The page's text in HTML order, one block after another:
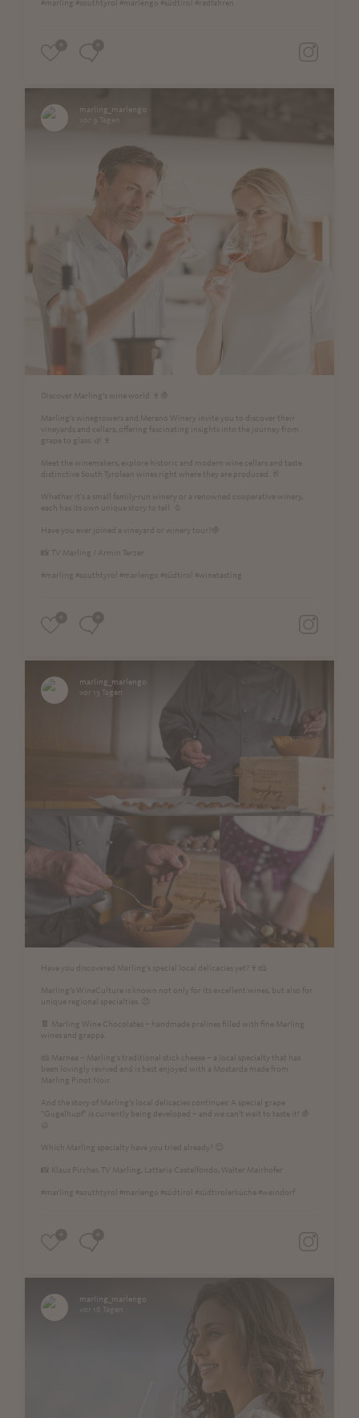
#marling #southtyrol #marlengo #südtirol #radfahren
marling_marlengo
vor 9 Tagen
Discover Marling’s wine world 🍷🍇
Marling’s winegrowers and Merano Winery invite you to discover their
vineyards and cellars, offering fascinating insights into the journey from
grape to glass. 🌿🍷
Meet the winemakers, explore historic and modern wine cellars and taste
distinctive South Tyrolean wines right where they are produced. 🥂
Whether it's a small family-run winery or a renowned cooperative winery,
each has its own unique story to tell. ☺️
Have you ever joined a vineyard or winery tour?🍇
📸 TV Marling / Armin Terzer
#marling #southtyrol #marlengo #südtirol #winetasting
marling_marlengo
vor 13 Tagen
Have you discovered Marling’s special local delicacies yet?🍷🧀
Marling’s WineCulture is known not only for its excellent wines, but also for
unique regional specialties. 😍
🍫 Marling Wine Chocolates – handmade pralines filled with fine Marling
wines and grappa.
🧀 Marnea – Marling’s traditional stick cheese – a local specialty that has
been lovingly revived and is best enjoyed with a Mostarda made from
Marling Pinot Noir.
And the story of Marling’s local delicacies continues: A special grape
"Gugelhupf" is currently being developed – and we can’t wait to taste it! 🍇
Which Marling specialty have you tried already? 😊
📸 Klaus Pircher, TV Marling, Latteria Castelfondo, Walter Mairhofer
#marling #southtyrol #marlengo #südtirol #südtirolerküche #weindorf
marling_marlengo
vor 16 Tagen